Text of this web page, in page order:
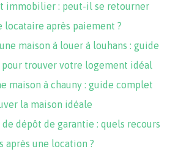
immobilier : peut-il se retourner
locataire après paiement ?
maison à louer à louhans : guide
trouver votre logement idéal
maison à chauny : guide complet
la maison idéale
de dépôt de garantie : quels recours
après une location ?